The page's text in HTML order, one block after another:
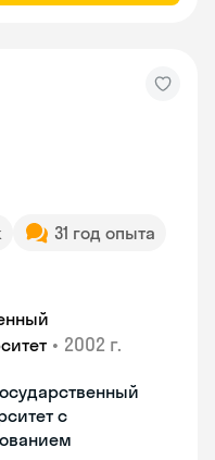
31 год опыта
• 2002 г.
с